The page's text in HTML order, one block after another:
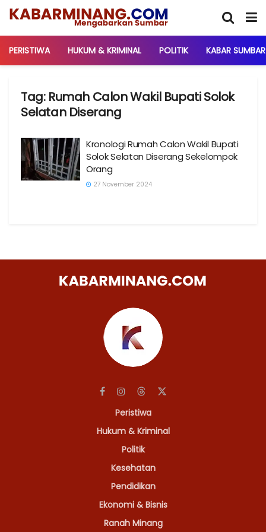
PERISTIWA HUKUM & KRIMINAL POLITIK KABAR SUMBAR
Tag: Rumah Calon Wakil Bupati Solok
Selatan Diserang
Kronologi Rumah Calon Wakil Bupati
Solok Selatan Diserang Sekelompok
Orang
27 November 2024
Peristiwa
Hukum & Kriminal
Politik
Kesehatan
Pendidikan
Ekonomi & Bisnis
Ranah Minang